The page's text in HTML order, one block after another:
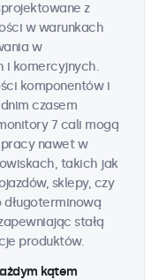
z
w warunkach
w
i komercyjnych.
komponentów i
czasem
7 cali mogą
nawet w
takich jak
sklepy, czy
długoterminową
stałą
produktów.
kątem